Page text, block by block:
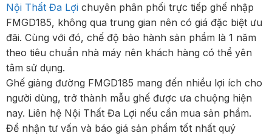
Nội Thất Đa Lợi chuyên phân phối trực tiếp ghế nhập
FMGD185, không qua trung gian nên có giá đặc biệt ưu
đãi. Cùng với đó, chế độ bảo hành sản phẩm là 1 năm
theo tiêu chuẩn nhà máy nên khách hàng có thể yên
tâm sử dụng.
Ghế giảng đường FMGD185 mang đến nhiều lợi ích cho
người dùng, trở thành mẫu ghế được ưa chuộng hiện
nay. Liên hệ Nội Thất Đa Lợi nếu cần mua sản phẩm.
Để nhận tư vấn và báo giá sản phẩm tốt nhất quý